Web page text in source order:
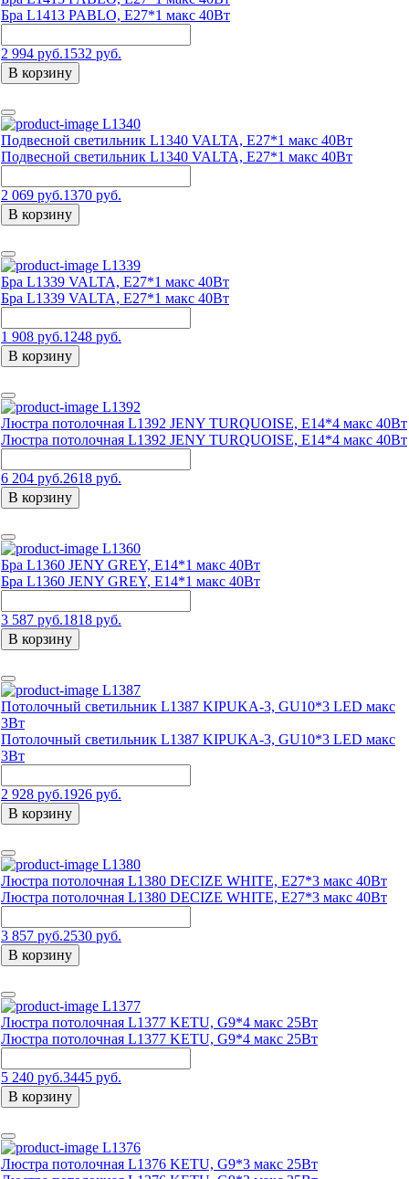
Бра L1413 PABLO, Е27*1 макс 40Вт
2 994 руб.1532 руб.
В корзину
L1340
Подвесной светильник L1340 VALTA, Е27*1 макс 40Вт
Подвесной светильник L1340 VALTA, Е27*1 макс 40Вт
2 069 руб.1370 руб.
В корзину
L1339
Бра L1339 VALTA, Е27*1 макс 40Вт
Бра L1339 VALTA, Е27*1 макс 40Вт
1 908 руб.1248 руб.
В корзину
L1392
Люстра потолочная L1392 JENY TURQUOISE, E14*4 макс 40Вт
Люстра потолочная L1392 JENY TURQUOISE, E14*4 макс 40Вт
6 204 руб.2618 руб.
В корзину
L1360
Бра L1360 JENY GREY, Е14*1 макс 40Вт
Бра L1360 JENY GREY, Е14*1 макс 40Вт
3 587 руб.1818 руб.
В корзину
L1387
Потолочный светильник L1387 KIPUKA-3, GU10*3 LED макс
3Вт
Потолочный светильник L1387 KIPUKA-3, GU10*3 LED макс
3Вт
2 928 руб.1926 руб.
В корзину
L1380
Люстра потолочная L1380 DECIZE WHITE, E27*3 макс 40Вт
Люстра потолочная L1380 DECIZE WHITE, E27*3 макс 40Вт
3 857 руб.2530 руб.
В корзину
L1377
Люстра потолочная L1377 KETU, G9*4 макс 25Вт
Люстра потолочная L1377 KETU, G9*4 макс 25Вт
5 240 руб.3445 руб.
В корзину
L1376
Люстра потолочная L1376 KETU, G9*3 макс 25Вт